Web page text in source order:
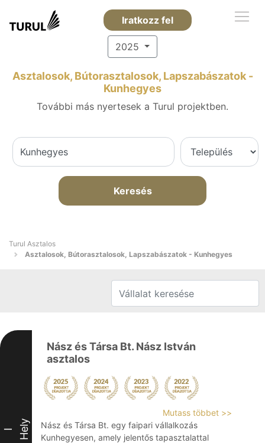
Iratkozz fel
2025
Asztalosok, Bútorasztalosok, Lapszabászatok -
Kunhegyes
További más nyertesek a Turul projektben.
Keresés
Turul Asztalos
Asztalosok, Bútorasztalosok, Lapszabászatok - Kunhegyes
I Hely
Nász és Társa Bt. Nász István
asztalos
Mutass többet >>
Nász és Társa Bt. egy faipari vállalkozás
Kunhegyesen, amely jelentős tapasztalattal